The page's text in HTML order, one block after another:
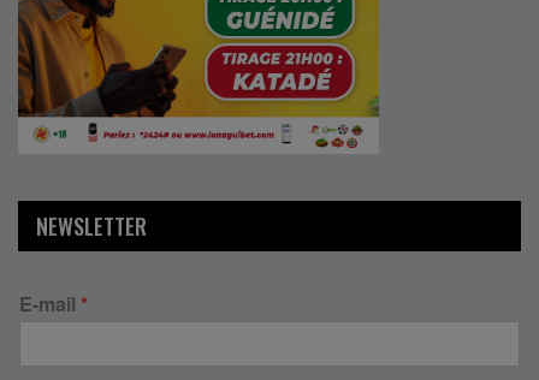
NEWSLETTER
E-mail *